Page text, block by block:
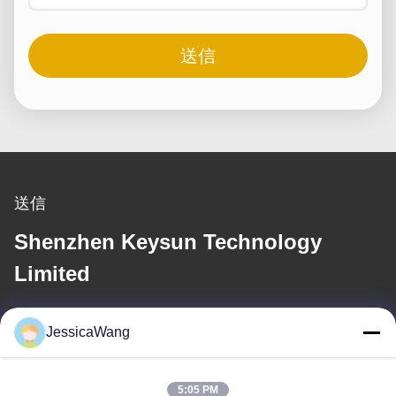
送信
送信
Shenzhen Keysun Technology
Limited
電子メール
power06@szzhpower.com
JessicaWang
5:05 PM